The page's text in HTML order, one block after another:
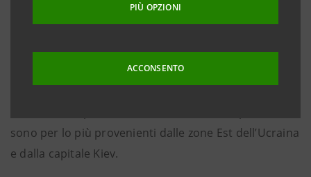
PIÙ OPZIONI
ACCONSENTO
Bergamo numerosi dipendenti di Pravex Bank e le
loro famiglie costrette a lasciare l’Ucraina. Si tratta
prevalentemente di personale femminile della banca
controllata dal Gruppo con al seguito i figli, oltre alle
sono per lo più provenienti dalle zone Est dell’Ucraina
e dalla capitale Kiev.